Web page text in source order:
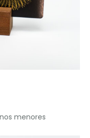
menores